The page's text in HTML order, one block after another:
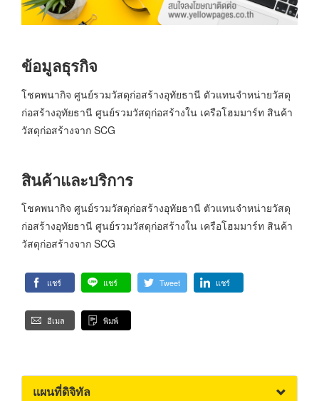
ข้อมูลธุรกิจ
โชคพนากิจ ศูนย์รวมวัสดุก่อสร้างอุทัยธานี ตัวแทนจำหน่ายวัสดุ
ก่อสร้างอุทัยธานี ศูนย์รวมวัสดุก่อสร้างใน เครือโฮมมาร์ท สินค้า
วัสดุก่อสร้างจาก SCG
สินค้าและบริการ
โชคพนากิจ ศูนย์รวมวัสดุก่อสร้างอุทัยธานี ตัวแทนจำหน่ายวัสดุ
ก่อสร้างอุทัยธานี ศูนย์รวมวัสดุก่อสร้างใน เครือโฮมมาร์ท สินค้า
วัสดุก่อสร้างจาก SCG
แชร์ แชร์ Tweet แชร์
อีเมล พิมพ์
แผนที่ดิจิทัล